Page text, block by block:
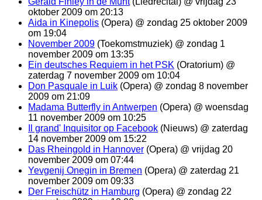
oktober 2009 om 20:13
Aida in Kinepolis (Opera) @ zondag 25 oktober 2009
om 19:04
November 2009 (Toekomstmuziek) @ zondag 1
november 2009 om 13:35
Ein deutsches Requiem in het PSK (Oratorium) @
zaterdag 7 november 2009 om 10:04
Don Pasquale in Luik (Opera) @ zondag 8 november
2009 om 21:09
Madama Butterfly in Antwerpen (Opera) @ woensdag
11 november 2009 om 10:25
Il grand' Inquisitor op Facebook (Nieuws) @ zaterdag
14 november 2009 om 15:22
Das Rheingold in Hannover (Opera) @ vrijdag 20
november 2009 om 07:44
Yevgenij Onegin in Bremen (Opera) @ zaterdag 21
november 2009 om 09:33
Der Freischütz in Hamburg (Opera) @ zondag 22